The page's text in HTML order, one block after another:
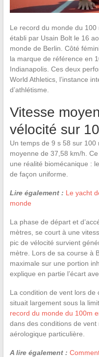
Le record du monde du
établi par Usain Bolt le 16
monde de Berlin. Côté
la marque de référence en
Indianapolis. Ces deux
World Athletics, l’instance
d’athlétisme.
Vitesse
vélocité sur
Un temps de 9 s 58 sur
moyenne de 37,58 km/h.
une réalité biomécanique :
de façon uniforme.
Lire également : Le yacht
monde
La phase de départ et
mètres, se court à une
pic de vélocité survient
mètre. Lors de sa course à
maximale sur une portion
explique en partie l’écart
La condition de vent lors de
situait largement sous la
record du monde du 100m
dans des conditions de
aérologique particulière.
A lire également :